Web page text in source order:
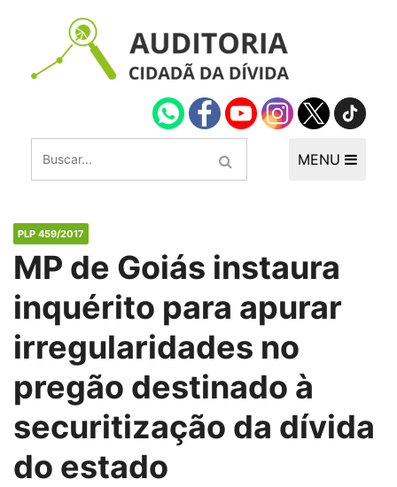
MENU
PLP 459/2017
MP de Goiás instaura
inquérito para apurar
irregularidades no
pregão destinado à
securitização da dívida
do estado